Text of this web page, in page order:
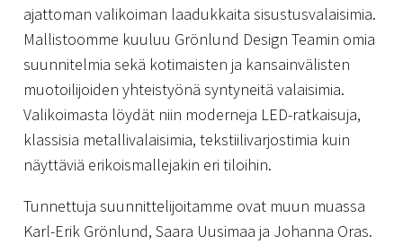
ajattoman valikoiman laadukkaita sisustusvalaisimia.
Mallistoomme kuuluu Grönlund Design Teamin omia
suunnitelmia sekä kotimaisten ja kansainvälisten
muotoilijoiden yhteistyönä syntyneitä valaisimia.
Valikoimasta löydät niin moderneja LED-ratkaisuja,
klassisia metallivalaisimia, tekstiilivarjostimia kuin
näyttäviä erikoismallejakin eri tiloihin.
Tunnettuja suunnittelijoitamme ovat muun muassa
Karl-Erik Grönlund, Saara Uusimaa ja Johanna Oras.